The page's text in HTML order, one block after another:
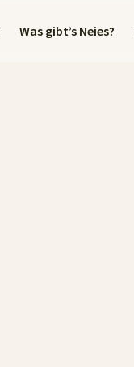
Was gibt’s Neies?